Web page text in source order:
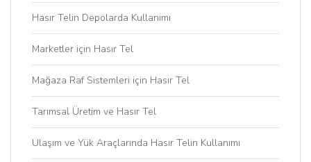
Hasır Telin Depolarda Kullanımı
Marketler için Hasır Tel
Mağaza Raf Sistemleri için Hasır Tel
Tarımsal Üretim ve Hasır Tel
Ulaşım ve Yük Araçlarında Hasır Telin Kullanımı